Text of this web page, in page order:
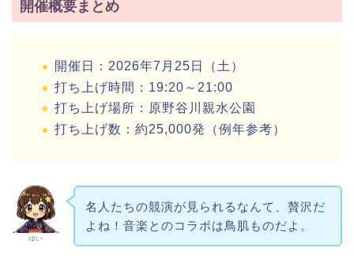
開催概要まとめ
開催日：2026年7月25日（土）
打ち上げ時間：19:20～21:00
打ち上げ場所：原野谷川親水公園
打ち上げ数：約25,000発（例年参考）
ゆい
名人たちの競演が見られるなんて、贅沢だ
よね！音楽とのコラボは鳥肌ものだよ。